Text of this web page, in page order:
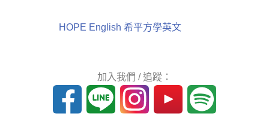
HOPE English 希平方學英文
加入我們 / 追蹤：